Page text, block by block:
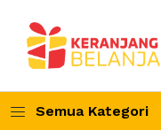
Semua Kategori